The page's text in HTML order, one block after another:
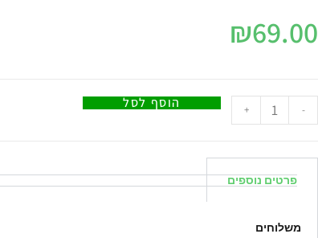
₪69.00
-
+ הוסף לסל
פרטים נוספים
משלוחים